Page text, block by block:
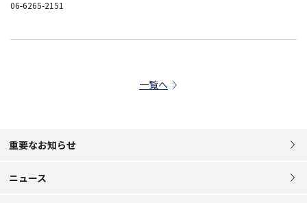
06-6265-2151
一覧へ
重要なお知らせ
ニュース